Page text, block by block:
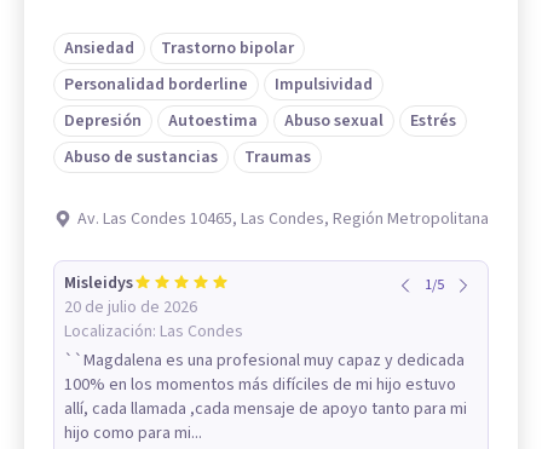
Ansiedad
Trastorno bipolar
Personalidad borderline
Impulsividad
Depresión
Autoestima Abuso sexual
Estrés
Abuso de sustancias
Traumas
Av. Las Condes 10465, Las Condes, Región Metropolitana
Misleidys
20 de julio de 2026
Localización: Las Condes
1/5
``Magdalena es una profesional muy capaz y dedicada
100% en los momentos más difíciles de mi hijo estuvo
allí, cada llamada ,cada mensaje de apoyo tanto para mi
hijo como para mi...